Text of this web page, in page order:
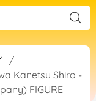
/
Kanetsu Shiro -
FIGURE